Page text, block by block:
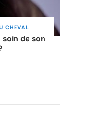
CHEVAL
de son